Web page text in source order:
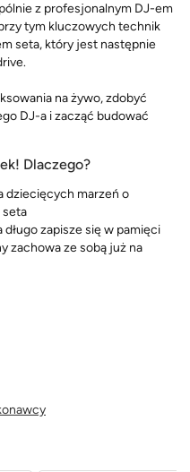
z profesjonalnym DJ-em
tym kluczowych technik
seta, który jest następnie
na żywo, zdobyć
DJ-a i zacząć budować
Dlaczego?
dziecięcych marzeń o
seta
zapisze się w pamięci
zachowa ze sobą już na